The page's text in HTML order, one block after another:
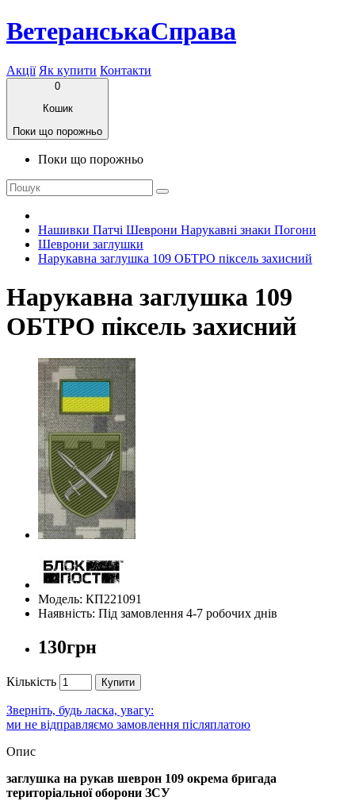
ВетеранськаСправа
Акції Як купити Контакти
0
Кошик
Поки що порожньо
Поки що порожньо
Нашивки Патчі Шеврони Нарукавні знаки Погони
Шеврони заглушки
Нарукавна заглушка 109 ОБТРО піксель захисний
Нарукавна заглушка 109
ОБТРО піксель захисний
Модель: КП221091
Наявність: Під замовлення 4-7 робочих днів
130грн
Кількість Купити
Зверніть, будь ласка, увагу:
ми не відправляємо замовлення післяплатою
Опис
заглушка на рукав шеврон 109 окрема бригада
територіальної оборони ЗСУ